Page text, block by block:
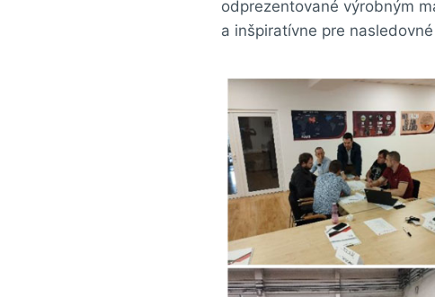
odprezentované výrobným
a inšpiratívne pre